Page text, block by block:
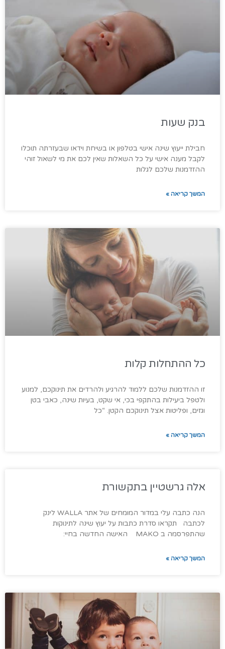
בנק שעות
חבילת ייעוץ שינה אישי בטלפון או בשיחת וידאו שבעזרתה תוכלו
לקבל מענה אישי על כל השאלות שאין לכם את מי לשאול זוהי
ההזדמנות שלכם לגלות
המשך קריאה »
כל ההתחלות קלות
זו ההזדמנות שלכם ללמוד להרגיע ולהרדים את תינוקכם, למנוע
ולטפל ביעילות בהתקפי בכי, אי שקט, בעיות שינה, כאבי בטן
וגזים, ופליטות אצל תינוקכם הקטן. “כל
המשך קריאה »
אלה גרשטיין בתקשורת
הנה כתבה עלי במדור המומחים של אתר WALLA לינק
לכתבה תקראו סדרת כתבות על יעוץ שינה לתינוקות
שהתפרסמה ב MAKO האישה החדשה בחיי:
המשך קריאה »